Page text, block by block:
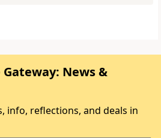
News &
info, reflections, and deals in